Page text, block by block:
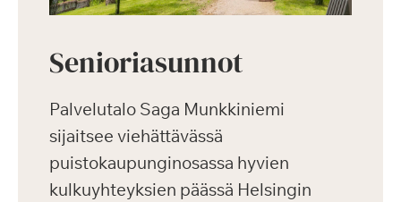
Senioriasunnot
Palvelutalo Saga Munkkiniemi
sijaitsee viehättävässä
puistokaupunginosassa hyvien
kulkuyhteyksien päässä Helsingin